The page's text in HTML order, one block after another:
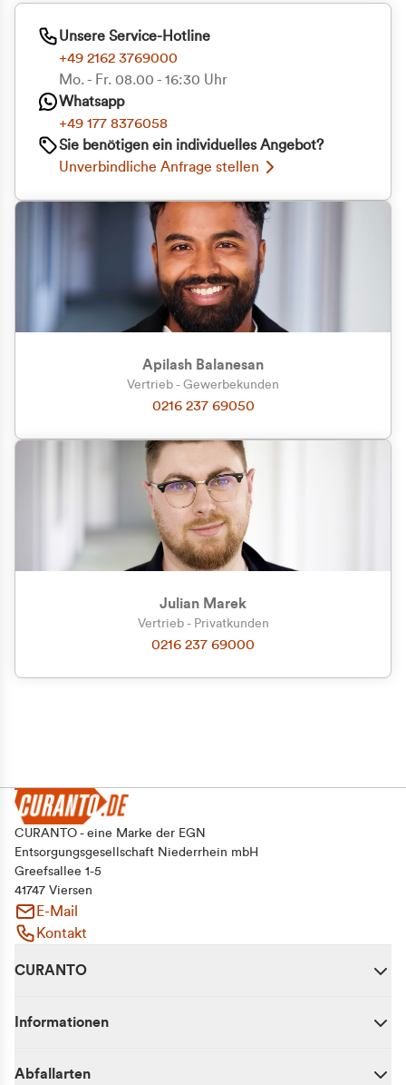
Zu welcher Kundengruppe
gehören Sie?
Privatkunde (inkl. MwSt.)
Geschäftskunde (exkl. MwSt.)
Unsere Service-Hotline
+49 2162 3769000
Mo. - Fr. 08.00 - 16:30 Uhr
Whatsapp
+49 177 8376058
Sie benötigen ein individuelles Angebot?
Unverbindliche Anfrage stellen
Apilash Balanesan
Vertrieb - Gewerbekunden
0216 237 69050
Julian Marek
Vertrieb - Privatkunden
0216 237 69000
CURANTO - eine Marke der EGN
Entsorgungsgesellschaft Niederrhein mbH
Greefsallee 1-5
41747 Viersen
E-Mail
Kontakt
CURANTO
Informationen
Abfallarten